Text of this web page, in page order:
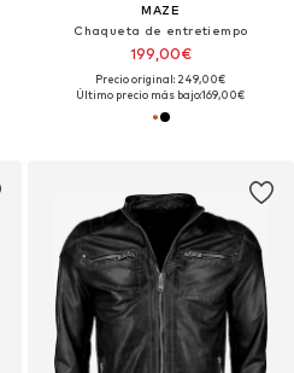
MAZE
Chaqueta de entretiempo
199,00€
Precio original: 249,00€
Último precio más bajo:169,00€